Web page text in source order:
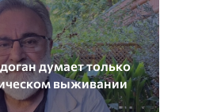
думает только
выживании